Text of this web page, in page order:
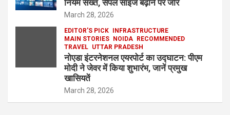
नियम सख्त, सैंपल साइज बढ़ाने पर जोर
March 28, 2026
EDITOR'S PICK
INFRASTRUCTURE
MAIN STORIES
NOIDA
RECOMMENDED
TRAVEL UTTAR PRADESH
नोएडा इंटरनेशनल एयरपोर्ट का उद्घाटन: पीएम
मोदी ने जेवर में किया शुभारंभ, जानें प्रमुख
खासियतें
March 28, 2026